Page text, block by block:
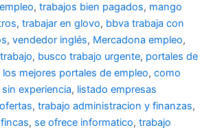
, trabajos bien pagados, mango
, trabajar en glovo, bbva trabaja con
, vendedor inglés, Mercadona empleo,
, busco trabajo urgente, portales de
los mejores portales de empleo, como
experiencia, listado empresas
, trabajo administracion y finanzas,
, se ofrece informatico, trabajo